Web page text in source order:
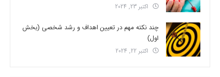
اکتبر 23, 2024
چند نکته مهم در تعیین اهداف و رشد شخصی (بخش
اول)
اکتبر 22, 2024